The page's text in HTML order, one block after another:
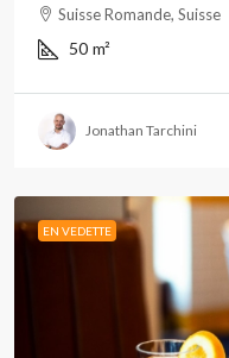
Suisse Romande, Suisse
50 m²
Jonathan Tarchini
EN VEDETTE